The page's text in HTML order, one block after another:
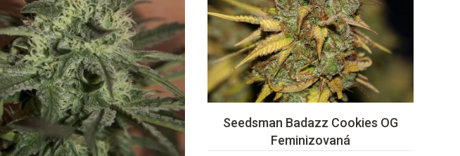
Seedsman Badazz Cookies OG
Feminizovaná